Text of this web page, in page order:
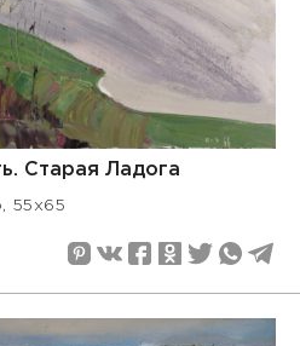
Старая Ладога
55х65